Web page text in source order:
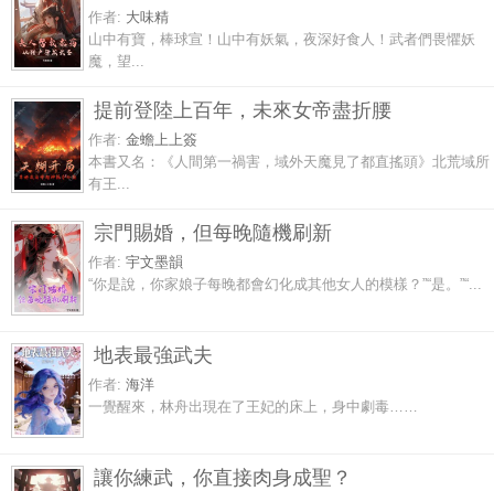
作者: 大味精
山中有寶，棒球宣！山中有妖氣，夜深好食人！武者們畏懼妖
魔，望...
提前登陸上百年，未來女帝盡折腰
作者: 金蟾上上簽
本書又名：《人間第一禍害，域外天魔見了都直搖頭》北荒域所
有王...
宗門賜婚，但每晚隨機刷新
作者: 宇文墨韻
“你是說，你家娘子每晚都會幻化成其他女人的模樣？”“是。”“...
地表最強武夫
作者: 海洋
一覺醒來，林舟出現在了王妃的床上，身中劇毒……
讓你練武，你直接肉身成聖？